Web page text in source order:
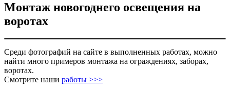
Монтаж новогоднего освещения на
воротах
Среди фотографий на сайте в выполненных работах, можно
найти много примеров монтажа на ограждениях, заборах,
воротах.
Смотрите наши работы >>>